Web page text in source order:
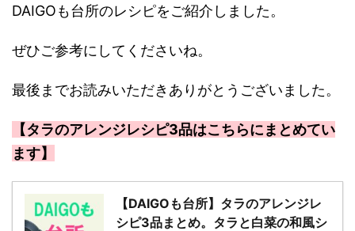
DAIGOも台所のレシピをご紹介しました。
ぜひご参考にしてくださいね。
最後までお読みいただきありがとうございました。
【タラのアレンジレシピ3品はこちらにまとめてい
ます】
【DAIGOも台所】タラのアレンジレ
シピ3品まとめ。タラと白菜の和風シ